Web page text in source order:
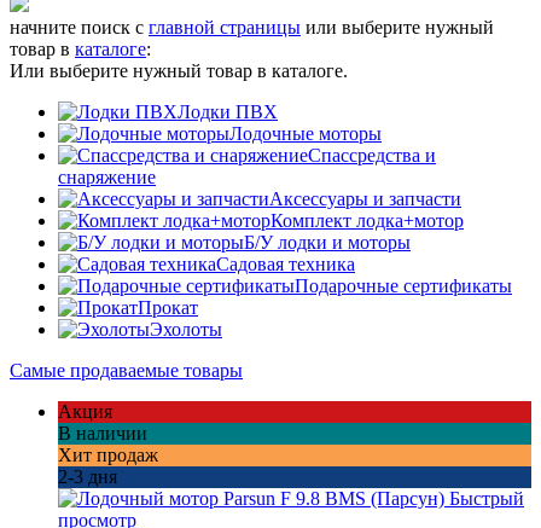
начните поиск с главной страницы или выберите нужный
товар в каталоге:
Или выберите нужный товар в каталоге.
Лодки ПВХ
Лодочные моторы
Спассредства и
снаряжение
Аксессуары и запчасти
Комплект лодка+мотор
Б/У лодки и моторы
Садовая техника
Подарочные сертификаты
Прокат
Эхолоты
Самые продаваемые товары
Акция
В наличии
Хит продаж
2-3 дня
Быстрый
просмотр